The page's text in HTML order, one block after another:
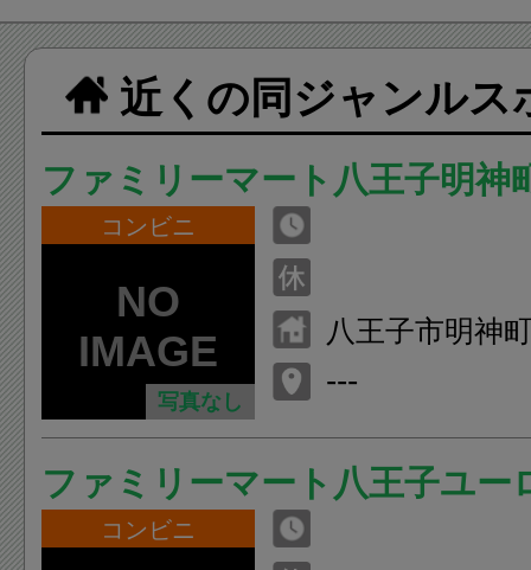
近くの同ジャンルス
ファミリーマート八王子明神
コンビニ
写真なし
八王子市明神
---
ファミリーマート八王子ユー
コンビニ